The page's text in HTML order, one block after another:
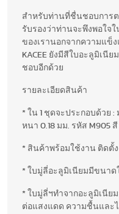
สำหรับท่านที่ชื่นชอบการต
รับรองว่าท่านจะพึงพอใจ
ของเรานอกจากความแข็
KACEE ยังมีสีใบอะลูมิเนี
ชอบอีกด้วย
รายละเอียดสินค้า
* ใน 1 ชุดจะประกอบด้วย
หนา 0.18 มม. รหัส M905
* สินค้าพร้อมใช้งาน ติดตั้
* ใบมู่ลี่อะลูมิเนียมมีขนาด
* ใบมู่ลี่ฯทำจากอะลูมิเนีย
ต่อแสงแดด ความชื้นและ